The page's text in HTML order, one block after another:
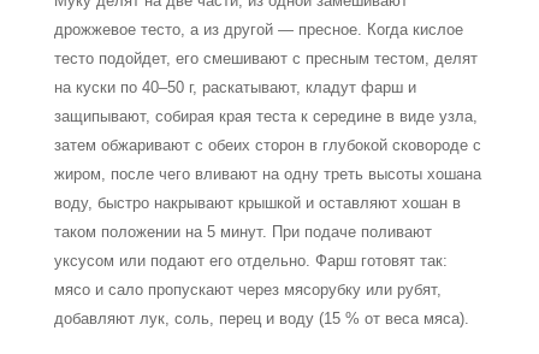
дрожжевое тесто, а из другой — пресное. Когда кислое
тесто подойдет, его смешивают с пресным тестом, делят
на куски по 40–50 г, раскатывают, кладут фарш и
защипывают, собирая края теста к середине в виде узла,
затем обжаривают с обеих сторон в глубокой сковороде с
жиром, после чего вливают на одну треть высоты хошана
воду, быстро накрывают крышкой и оставляют хошан в
таком положении на 5 минут. При подаче поливают
уксусом или подают его отдельно. Фарш готовят так:
мясо и сало пропускают через мясорубку или рубят,
добавляют лук, соль, перец и воду (15 % от веса мяса).